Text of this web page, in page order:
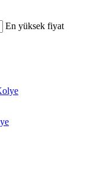
En yüksek fiyat